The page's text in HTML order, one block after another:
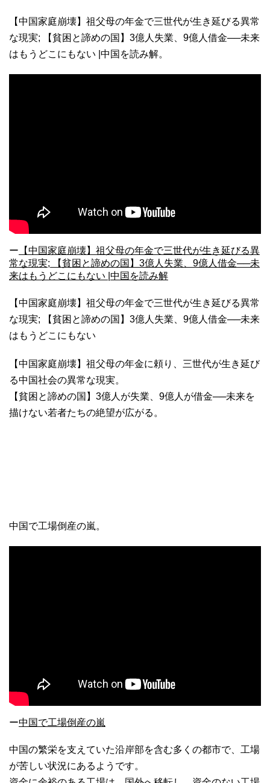
【中国家庭崩壊】祖父母の年金で三世代が生き延びる異常
な現実; 【貧困と諦めの国】3億人失業、9億人借金──未来
はもうどこにもない |中国を読み解。
ー 【中国家庭崩壊】祖父母の年金で三世代が生き延びる異
常な現実; 【貧困と諦めの国】3億人失業、9億人借金──未
来はもうどこにもない |中国を読み解
【中国家庭崩壊】祖父母の年金で三世代が生き延びる異常
な現実; 【貧困と諦めの国】3億人失業、9億人借金──未来
はもうどこにもない
【中国家庭崩壊】祖父母の年金に頼り、三世代が生き延び
る中国社会の異常な現実。
【貧困と諦めの国】3億人が失業、9億人が借金──未来を
描けない若者たちの絶望が広がる。
中国で工場倒産の嵐。
ー中国で工場倒産の嵐
中国の繁栄を支えていた沿岸部を含む多くの都市で、工場
が苦しい状況にあるようです。